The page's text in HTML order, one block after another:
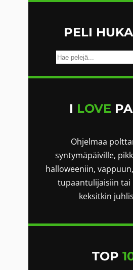
PELI
E
I LOVE
Ohjelmaa
syntymäpäiville,
halloweeniin,
tupaantulijaisiin tai
keksitkin
TOP